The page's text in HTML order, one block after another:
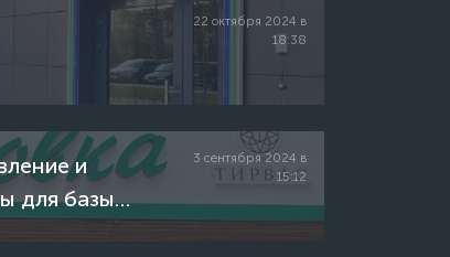
22 октября 2024 в
18:38
и
для базы
3 сентября 2024 в
15:12